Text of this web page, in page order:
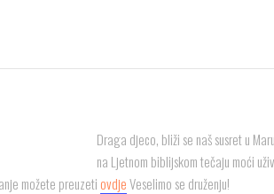
Draga djeco, bliži se naš susret u
na Ljetnom biblijskom tečaju moći
možete preuzetiovdjeVeselimo se druženju!